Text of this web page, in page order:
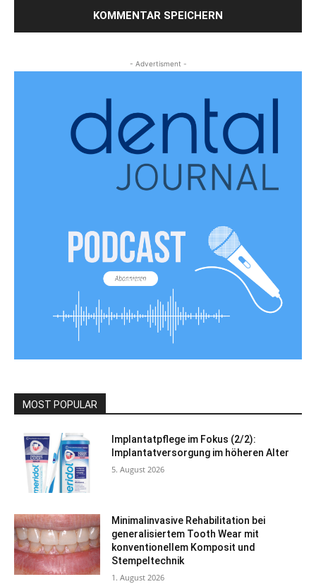
- Advertisment -
MOST POPULAR
Implantatpflege im Fokus (2/2):
Implantatversorgung im höheren Alter
5. August 2026
Minimalinvasive Rehabilitation bei
generalisiertem Tooth Wear mit
konventionellem Komposit und
Stempeltechnik
1. August 2026